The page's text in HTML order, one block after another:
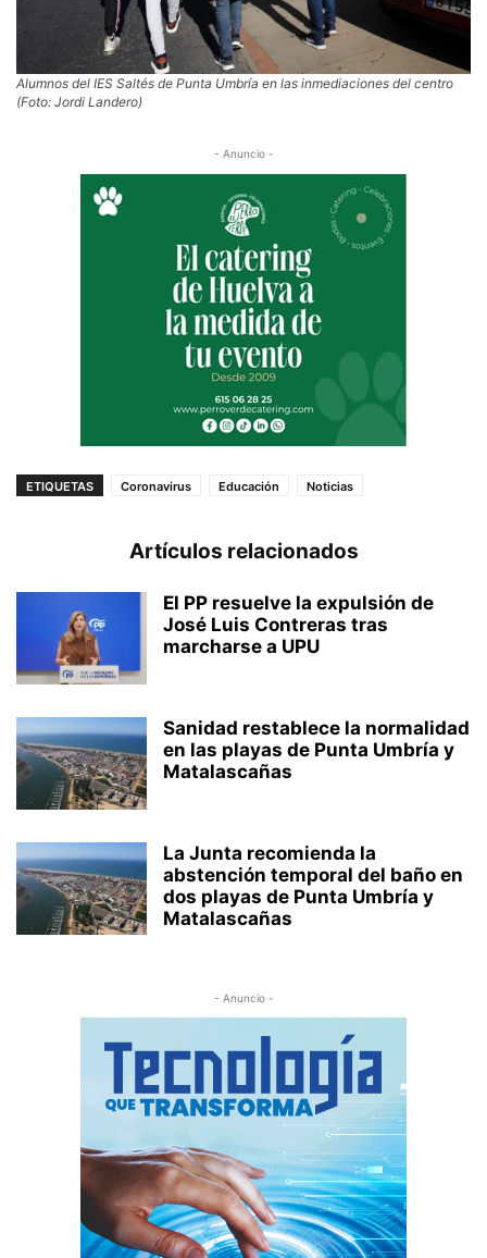
Alumnos del IES Saltés de Punta Umbría en las inmediaciones del centro
(Foto: Jordi Landero)
- Anuncio -
ETIQUETAS Coronavirus Educación Noticias
Artículos relacionados
El PP resuelve la expulsión de
José Luis Contreras tras
marcharse a UPU
Sanidad restablece la normalidad
en las playas de Punta Umbría y
Matalascañas
La Junta recomienda la
abstención temporal del baño en
dos playas de Punta Umbría y
Matalascañas
- Anuncio -